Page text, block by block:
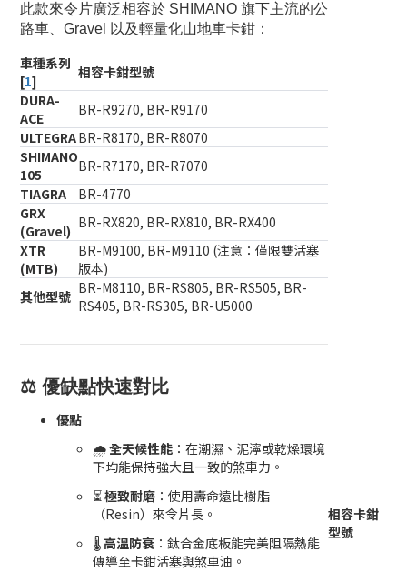
此款來令片廣泛相容於 SHIMANO 旗下主流的公
路車、Gravel 以及輕量化山地車卡鉗：
車種系列
[1]
相容卡鉗型號
DURA-
ACE
BR-R9270, BR-R9170
ULTEGRABR-R8170, BR-R8070
SHIMANO
105
BR-R7170, BR-R7070
TIAGRA
BR-4770
GRX
(Gravel) BR-RX820, BR-RX810, BR-RX400
XTR
(MTB)
BR-M9100, BR-M9110 (注意：僅限雙活塞
版本)
其他型號 BR-M8110, BR-RS805, BR-RS505, BR-
RS405, BR-RS305, BR-U5000
⚖️ 優缺點快速對比
優點
🌧️全天候性能 ：在潮濕、泥濘或乾燥環境
下均能保持強大且一致的煞車力。
⏳極致耐磨 ：使用壽命遠比樹脂
（Resin）來令片長。
🌡️高溫防衰 ：鈦合金底板能完美阻隔熱能
傳導至卡鉗活塞與煞車油。
相容卡鉗
型號